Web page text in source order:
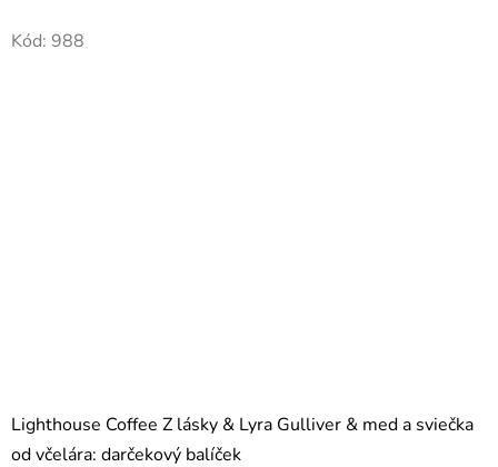
Kód: 988
Lighthouse Coffee Z lásky & Lyra Gulliver & med a sviečka
od včelára: darčekový balíček